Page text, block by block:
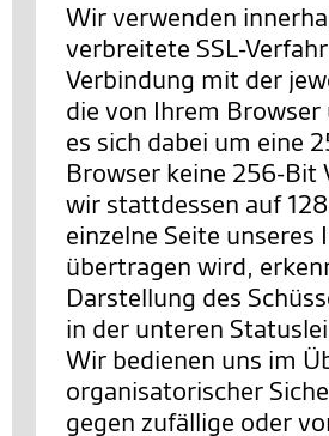
Wir verwenden
verbreitete SSL-
Verbindung mit der
die von Ihrem
es sich dabei um eine
Browser keine 256-
wir stattdessen auf
einzelne Seite
übertragen wird,
Darstellung des
in der unteren
Wir bedienen uns im
organisatorischer
gegen zufällige oder